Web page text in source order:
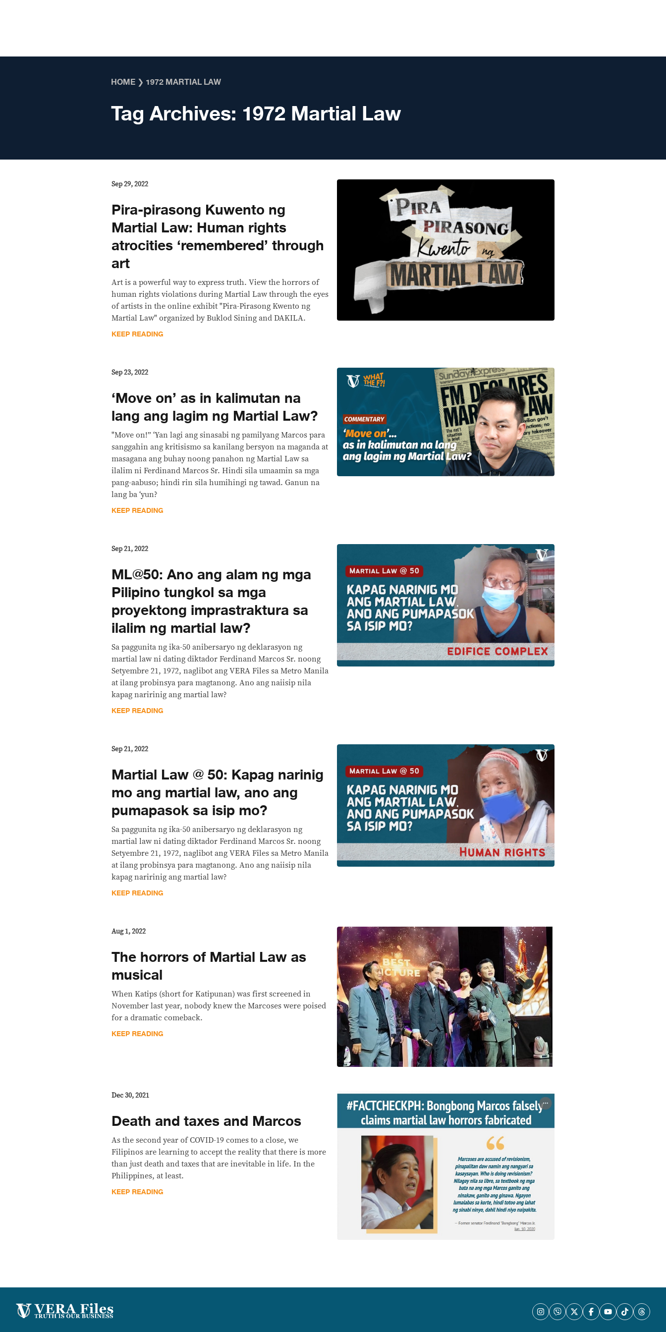
HOME ❯ 1972 MARTIAL LAW
Tag Archives: 1972 Martial Law
Sep 29, 2022
Pira-pirasong Kuwento ng
Martial Law: Human rights
atrocities ‘remembered’ through
art
Art is a powerful way to express truth. View the horrors of
human rights violations during Martial Law through the eyes
of artists in the online exhibit "Pira-Pirasong Kwento ng
Martial Law" organized by Buklod Sining and DAKILA.
KEEP READING
Sep 23, 2022
‘Move on’ as in kalimutan na
lang ang lagim ng Martial Law?
"Move on!” ‘Yan lagi ang sinasabi ng pamilyang Marcos para
sanggahin ang kritisismo sa kanilang bersyon na maganda at
masagana ang buhay noong panahon ng Martial Law sa
ilalim ni Ferdinand Marcos Sr. Hindi sila umaamin sa mga
pang-aabuso; hindi rin sila humihingi ng tawad. Ganun na
lang ba ‘yun?
KEEP READING
Sep 21, 2022
ML@50: Ano ang alam ng mga
Pilipino tungkol sa mga
proyektong imprastraktura sa
ilalim ng martial law?
Sa paggunita ng ika-50 anibersaryo ng deklarasyon ng
martial law ni dating diktador Ferdinand Marcos Sr. noong
Setyembre 21, 1972, naglibot ang VERA Files sa Metro Manila
at ilang probinsya para magtanong. Ano ang naiisip nila
kapag naririnig ang martial law?
KEEP READING
Sep 21, 2022
Martial Law @ 50: Kapag narinig
mo ang martial law, ano ang
pumapasok sa isip mo?
Sa paggunita ng ika-50 anibersaryo ng deklarasyon ng
martial law ni dating diktador Ferdinand Marcos Sr. noong
Setyembre 21, 1972, naglibot ang VERA Files sa Metro Manila
at ilang probinsya para magtanong. Ano ang naiisip nila
kapag naririnig ang martial law?
KEEP READING
Aug 1, 2022
The horrors of Martial Law as
musical
When Katips (short for Katipunan) was first screened in
November last year, nobody knew the Marcoses were poised
for a dramatic comeback.
KEEP READING
Dec 30, 2021
Death and taxes and Marcos
As the second year of COVID-19 comes to a close, we
Filipinos are learning to accept the reality that there is more
than just death and taxes that are inevitable in life. In the
Philippines, at least.
KEEP READING